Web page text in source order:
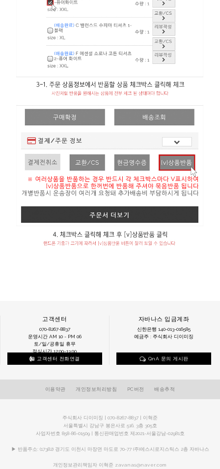
고객센터
070-8267-8837
운영시간 AM 10 - PM 06
토/일/공휴일 휴무
점심시간 12:00~13:00
고객센터 전화연결
자바나스 입금계좌
신한은행 140-013-016585
예금주 : 주식회사 디이미징
QnA 문의 게시판
이용약관 개인정보처리방침 PC버전 배송추적
주식회사 디이미징 | 070-8267-8837 | 이혁준
서울특별시 강남구 봉은사로 516, 3층 305호
사업자번호 858-86-01509 | 통신판매업번호 제2021-서울강남-02981호
▶ 반품주소: (17382) 경기도 이천시 마장면 마도로 70-77 (주)에스시로지스틱스 2층 자바나스
개인정보관리책임자 이혁준 zavanas@naver.com